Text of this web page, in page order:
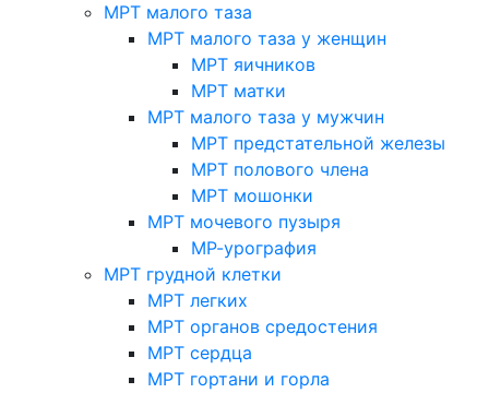
МРТ малого таза
МРТ малого таза у женщин
МРТ яичников
МРТ матки
МРТ малого таза у мужчин
МРТ предстательной железы
МРТ полового члена
МРТ мошонки
МРТ мочевого пузыря
МР-урография
МРТ грудной клетки
МРТ легких
МРТ органов средостения
МРТ сердца
МРТ гортани и горла